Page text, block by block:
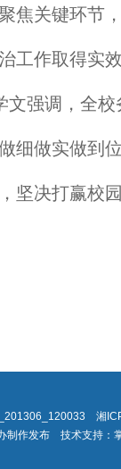
焦关键环节
工作取得实效
文强调，全
细做实做到
坚决打赢校
湘
制作发布 技术支持：